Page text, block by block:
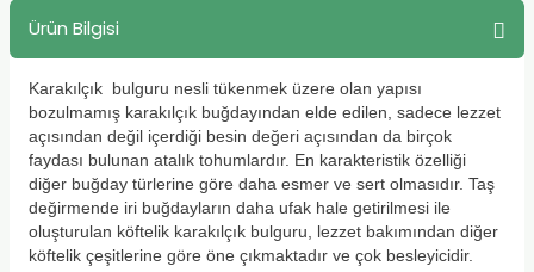
Ürün Bilgisi
Karakılçık bulguru nesli tükenmek üzere olan yapısı
bozulmamış karakılçık buğdayından elde edilen, sadece lezzet
açısından değil içerdiği besin değeri açısından da birçok
faydası bulunan atalık tohumlardır. En karakteristik özelliği
diğer buğday türlerine göre daha esmer ve sert olmasıdır. Taş
değirmende iri buğdayların daha ufak hale getirilmesi ile
oluşturulan köftelik karakılçık bulguru, lezzet bakımından diğer
köftelik çeşitlerine göre öne çıkmaktadır ve çok besleyicidir.